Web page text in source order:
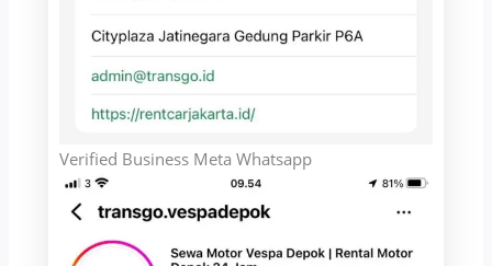
Verified Business Meta Whatsapp